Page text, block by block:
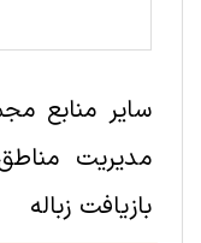
سایر منابع
مدیریت
بازیافت زباله